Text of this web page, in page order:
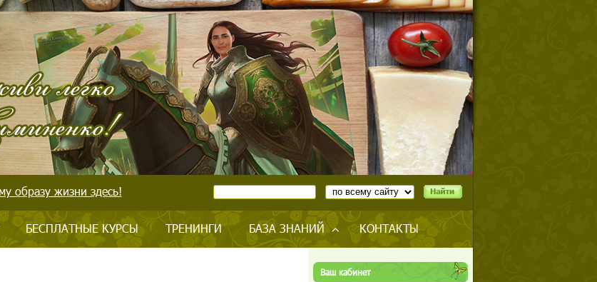
образу жизни здесь!
БЕСПЛАТНЫЕ КУРСЫ ТРЕНИНГИ БАЗА ЗНАНИЙ КОНТАКТЫ
Ваш кабинет